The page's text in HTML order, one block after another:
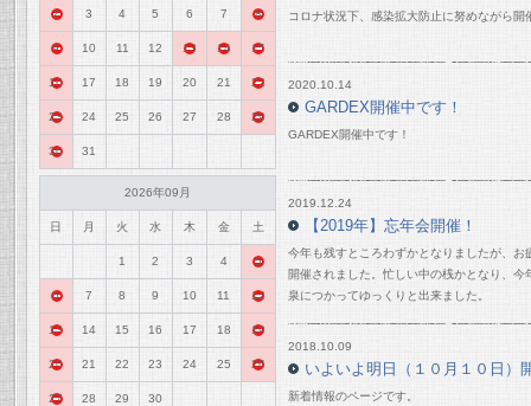
コロナ状況下、感染拡大防止に努めながら開
2020.10.14
GARDEX開催中です！
GARDEX開催中です！
2019.12.24
【2019年】忘年会開催！
今年も残すところわずかとなりましたが、お
開催されました。忙しい中の桟かとなり、今
泉につかってゆっくりと出来ました。
2018.10.09
いよいよ明日（１０月１０日）
新着情報のページです。
2 3 4 5 6 7 8
9 10 11 12 13 14 15
16 17 18 19 20 21 22
23 24 25 26 27 28 29
30 31
2026年09月
日 月 火 水 木 金 土
1 2 3 4 5
6 7 8 9 10 11 12
13 14 15 16 17 18 19
20 21 22 23 24 25 26
27 28 29 30